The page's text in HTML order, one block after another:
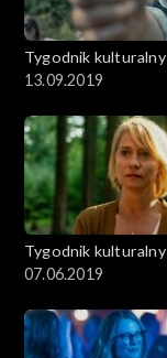
Tygodnik kulturalny
13.09.2019
Tygodnik kulturalny
07.06.2019